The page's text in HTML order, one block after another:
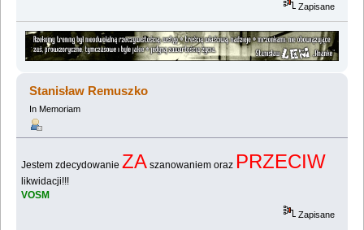
Zapisane
Stanisław Remuszko
In Memoriam
Jestem zdecydowanieZA szanowaniem oraz PRZECIW
likwidacji!!!
VOSM
Zapisane